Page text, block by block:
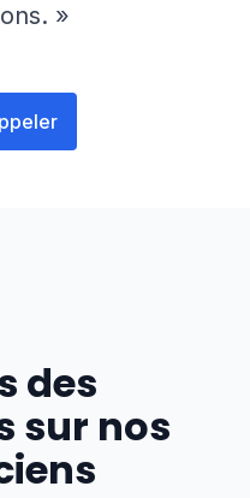
»
des
sur nos